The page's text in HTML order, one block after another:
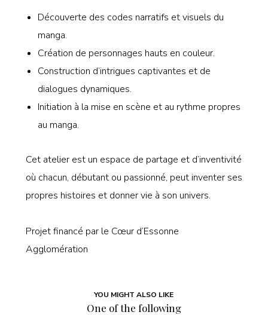
Découverte des codes narratifs et visuels du
manga.
Création de personnages hauts en couleur.
Construction d’intrigues captivantes et de
dialogues dynamiques.
Initiation à la mise en scène et au rythme propres
au manga.
Cet atelier est un espace de partage et d’inventivité
où chacun, débutant ou passionné, peut inventer ses
propres histoires et donner vie à son univers.
Projet financé par le Cœur d’Essonne
Agglomération
YOU MIGHT ALSO LIKE
One of the following